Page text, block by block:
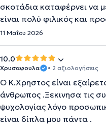
σκοτάδια καταφέρνει να
είναι πολύ φιλικός και
11 Μαΐου 2026
10.0
Χρυσαφουλα • 2 αξιολογήσεις
Ο Κ.Χρηστος είναι
άνθρωπος .Ξεκινησα τις
ψυχολογίας λόγο
είναι δίπλα μου πάντα .